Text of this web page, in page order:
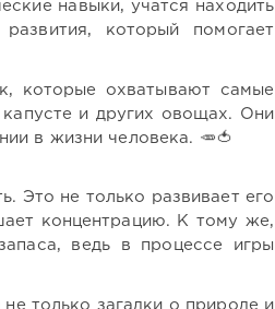
навыки, учатся находить
который помогает
которые охватывают самые
и других овощах. Они
в жизни человека. 🥕🍅
Это не только развивает его
концентрацию. К тому же,
ведь в процессе игры
только загадки о природе и